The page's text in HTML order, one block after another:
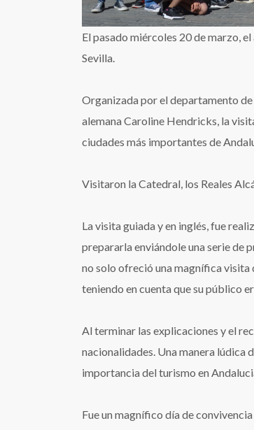
El pasado miércoles 20 de marzo,
Sevilla.
Organizada por el departamento
alemana Caroline Hendricks, la
ciudades más importantes de
Visitaron la Catedral, los Reales
La visita guiada y en inglés, fue
prepararla enviándole una serie de
no solo ofreció una magnífica visita
teniendo en cuenta que su público
Al terminar las explicaciones y el
nacionalidades. Una manera lúdica
importancia del turismo en
Fue un magnífico día de